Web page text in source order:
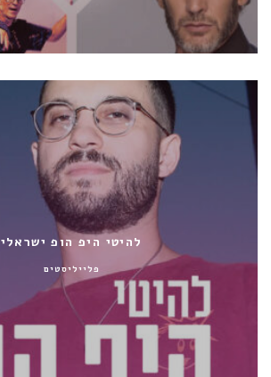
להיטי היפ הופ ישראלי
פלייליסטים